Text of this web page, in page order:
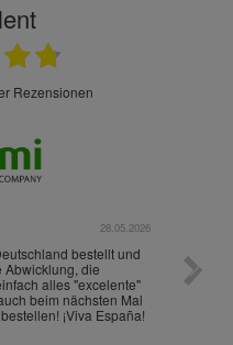
28.05.2026
bestellt und
Abwicklung, die
alles "excelente"
beim nächsten Mal
¡Viva España!
Die
gut
ist